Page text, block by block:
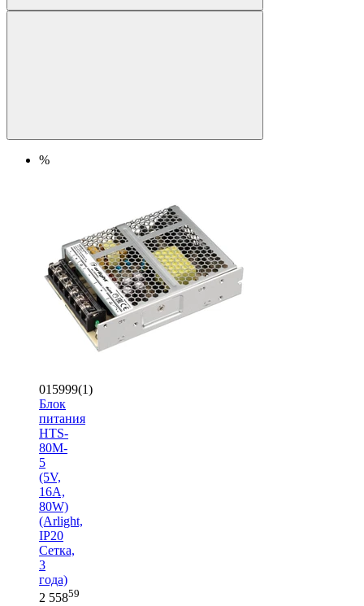
%
015999(1)
Блок
питания
HTS-
80M-
5
(5V,
16A,
80W)
(Arlight,
IP20
Сетка,
3
года)
2 55859